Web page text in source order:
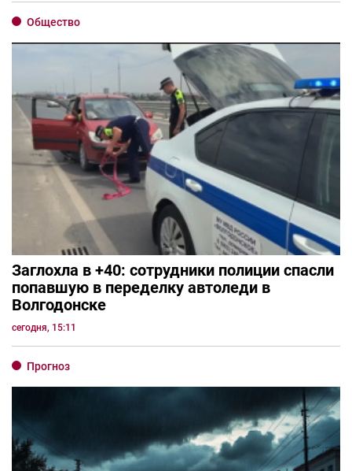
Общество
Заглохла в +40: сотрудники полиции спасли
попавшую в переделку автоледи в
Волгодонске
сегодня, 15:11
Прогноз